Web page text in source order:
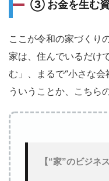
③ お金を生む資
ここが令和の家づくり
家は、住んでいるだけ
む」、まるで“小さな
ういうことか、こちら
【“家”のビジネ